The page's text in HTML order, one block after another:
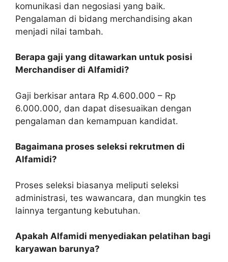
komunikasi dan negosiasi yang baik.
Pengalaman di bidang merchandising akan
menjadi nilai tambah.
Berapa gaji yang ditawarkan untuk posisi
Merchandiser di Alfamidi?
Gaji berkisar antara Rp 4.600.000 – Rp
6.000.000, dan dapat disesuaikan dengan
pengalaman dan kemampuan kandidat.
Bagaimana proses seleksi rekrutmen di
Alfamidi?
Proses seleksi biasanya meliputi seleksi
administrasi, tes wawancara, dan mungkin tes
lainnya tergantung kebutuhan.
Apakah Alfamidi menyediakan pelatihan bagi
karyawan barunya?